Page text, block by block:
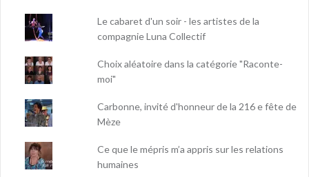
Le cabaret d'un soir - les artistes de la
compagnie Luna Collectif
Choix aléatoire dans la catégorie "Raconte-
moi"
Carbonne, invité d'honneur de la 216 e fête de
Mèze
Ce que le mépris m’a appris sur les relations
humaines